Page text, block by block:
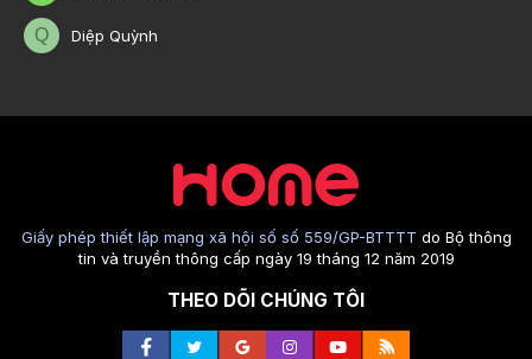
Q Diệp Quỳnh
Giấy phép thiết lập mạng xã hội số số 559/GP-BTTTT do Bộ thông
tin và truyền thông cấp ngày 19 tháng 12 năm 2019
THEO DÕI CHÚNG TÔI